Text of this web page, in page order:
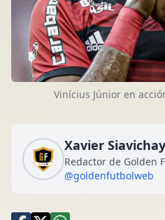
Vinícius Júnior en
Xavier Siavichay
Redactor de Golden
@goldenfutbolweb